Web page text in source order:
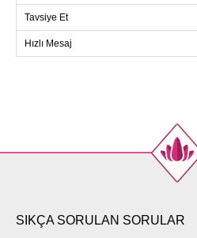
40
52
Tavsiye Et
Hızlı Mesaj
SIKÇA SORULAN SORULAR